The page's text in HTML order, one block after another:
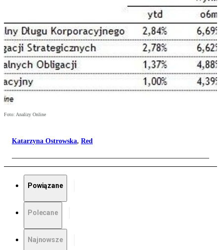
Foto: Analizy Online
Katarzyna Ostrowska, Red
Powiązane
Polecane
Najnowsze